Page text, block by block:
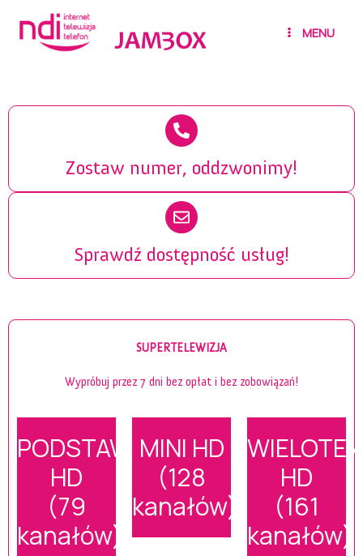
MENU
Zostaw numer, oddzwonimy!
Sprawdź dostępność usług!
SUPERTELEWIZJA
Wypróbuj przez 7 dni bez opłat i bez zobowiązań!
PODSTAWOWA
HD
(79
kanałów)
MINI HD
(128
kanałów)
HD
(161
kanałów)